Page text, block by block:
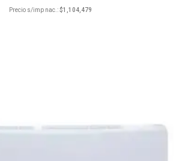
Precio s/imp nac.:$1,104,479